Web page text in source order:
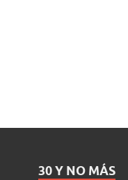
30 Y NO MÁS